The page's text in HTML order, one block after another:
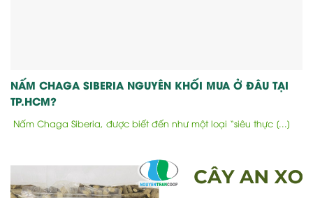
NẤM CHAGA SIBERIA NGUYÊN KHỐI MUA Ở ĐÂU TẠI
TP.HCM?
Nấm Chaga Siberia, được biết đến như một loại “siêu thực [...]